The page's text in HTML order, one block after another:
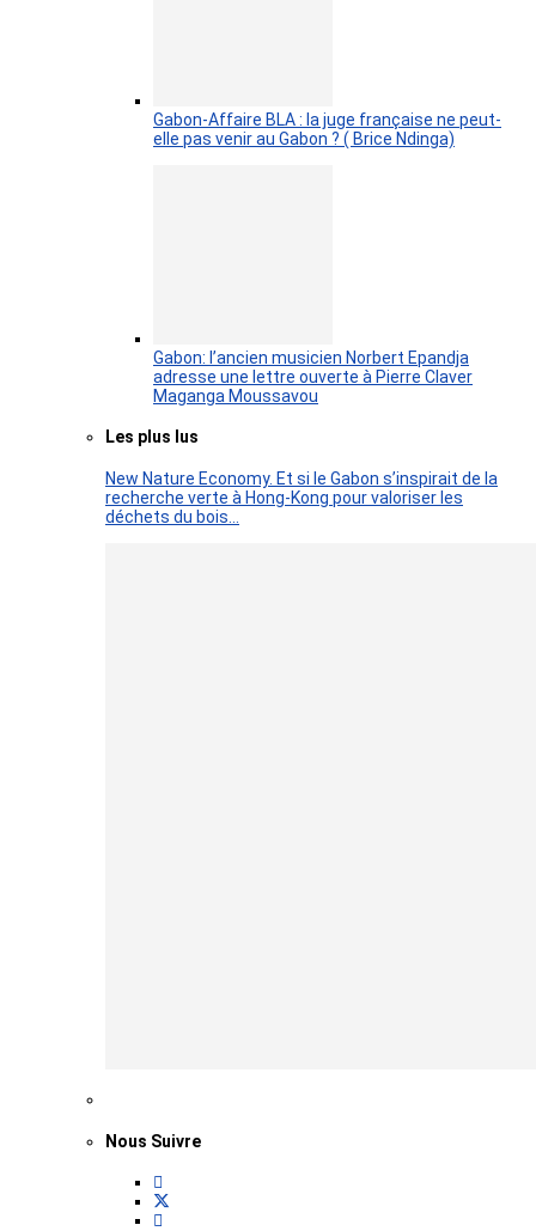
Gabon-Affaire BLA : la juge française ne peut-
elle pas venir au Gabon ? ( Brice Ndinga)
Gabon: l’ancien musicien Norbert Epandja
adresse une lettre ouverte à Pierre Claver
Maganga Moussavou
Les plus lus
New Nature Economy. Et si le Gabon s’inspirait de la
recherche verte à Hong-Kong pour valoriser les
déchets du bois…
Nous Suivre